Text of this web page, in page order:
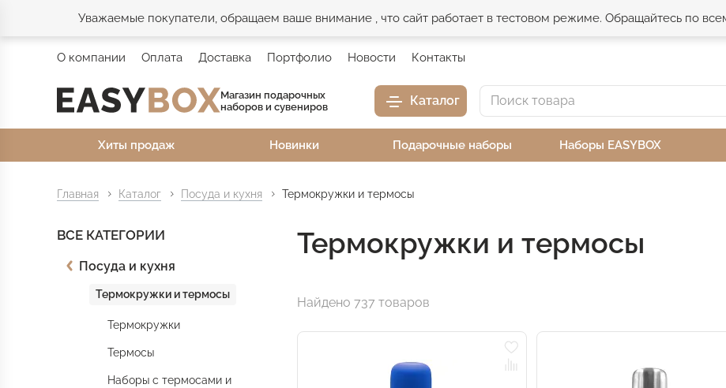
Уважаемые покупатели, обращаем ваше внимание , что сайт работает в тестовом режиме. Обращайтесь по
О компании Оплата Доставка Портфолио Новости Контакты
Магазин подарочных
наборов и сувениров
Каталог
Хиты продаж Новинки Подарочные наборы Наборы EASYBOX
Главная Каталог Посуда и кухня Термокружки и термосы
ВСЕ КАТЕГОРИИ
Посуда и кухня
Термокружки и термосы
Термокружки
Термосы
Наборы с термосами и
Термокружки и термосы
Найдено 737 товаров